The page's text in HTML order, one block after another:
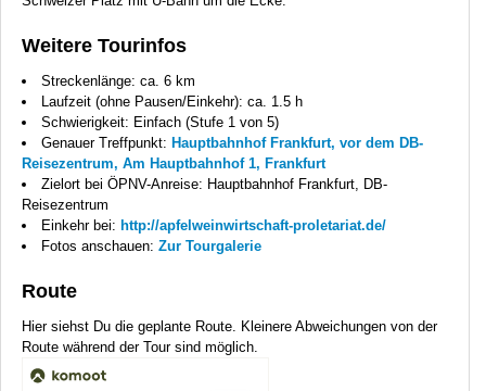
Weitere Tourinfos
Streckenlänge: ca. 6 km
Laufzeit (ohne Pausen/Einkehr): ca. 1.5 h
Schwierigkeit: Einfach (Stufe 1 von 5)
Genauer Treffpunkt: Hauptbahnhof Frankfurt, vor dem DB-
Reisezentrum, Am Hauptbahnhof 1, Frankfurt
Zielort bei ÖPNV-Anreise: Hauptbahnhof Frankfurt, DB-
Reisezentrum
Einkehr bei: http://apfelweinwirtschaft-proletariat.de/
Fotos anschauen: Zur Tourgalerie
Route
Hier siehst Du die geplante Route. Kleinere Abweichungen von der
Route während der Tour sind möglich.